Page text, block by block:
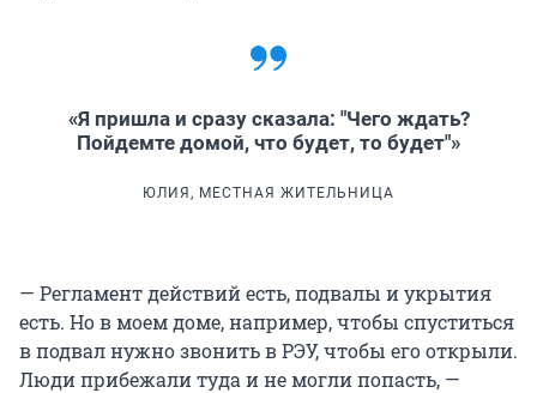
«Я пришла и сразу сказала: "Чего ждать?
Пойдемте домой, что будет, то будет"»
ЮЛИЯ, МЕСТНАЯ ЖИТЕЛЬНИЦА
— Регламент действий есть, подвалы и укрытия
есть. Но в моем доме, например, чтобы спуститься
в подвал нужно звонить в РЭУ, чтобы его открыли.
Люди прибежали туда и не могли попасть, —